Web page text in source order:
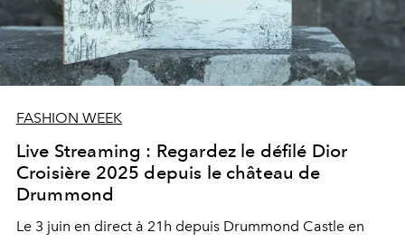
FASHION WEEK
Live Streaming : Regardez le défilé Dior
Croisière 2025 depuis le château de
Drummond
Le 3 juin en direct à 21h depuis Drummond Castle en